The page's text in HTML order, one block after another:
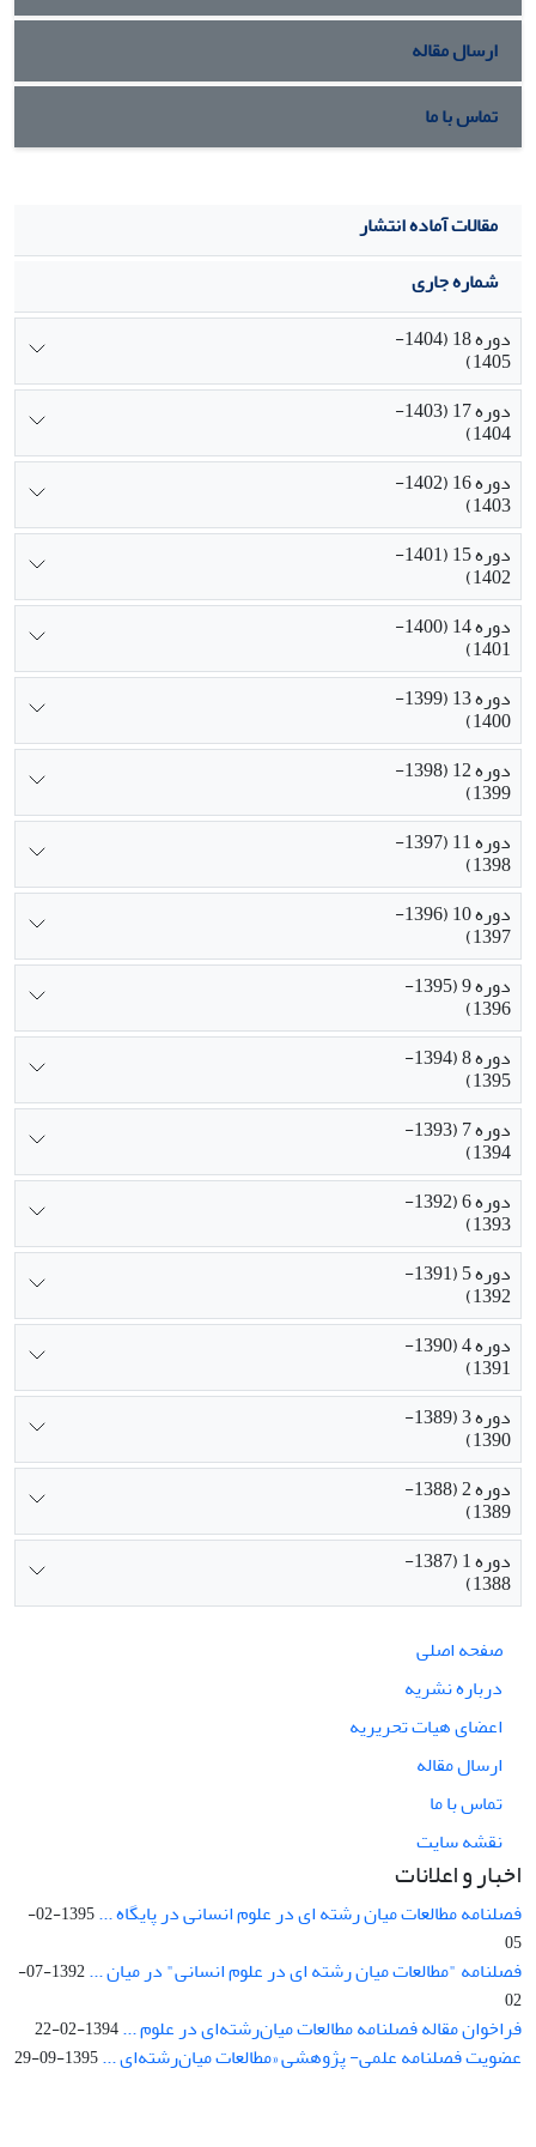
ارسال مقاله
تماس با ما
مقالات آماده انتشار
شماره جاری
دوره 18 (1404-
1405)
دوره 17 (1403-
1404)
دوره 16 (1402-
1403)
دوره 15 (1401-
1402)
دوره 14 (1400-
1401)
دوره 13 (1399-
1400)
دوره 12 (1398-
1399)
دوره 11 (1397-
1398)
دوره 10 (1396-
1397)
دوره 9 (1395-
1396)
دوره 8 (1394-
1395)
دوره 7 (1393-
1394)
دوره 6 (1392-
1393)
دوره 5 (1391-
1392)
دوره 4 (1390-
1391)
دوره 3 (1389-
1390)
دوره 2 (1388-
1389)
دوره 1 (1387-
1388)
صفحه اصلی
درباره نشریه
اعضای هیات تحریریه
ارسال مقاله
تماس با ما
نقشه سایت
اخبار و اعلانات
فصلنامه مطالعات میان رشته ای در علوم انسانی در پایگاه ...
1395-02-
05
فصلنامه "مطالعات میان رشته ای در علوم انسانی" در میان ...
1392-07-
02
فراخوان مقاله فصلنامه مطالعات میان‌رشته‌ای در علوم ...1394-02-22
عضویت فصلنامه علمی- پژوهشی «مطالعات میان‌رشته‌ای ...1395-09-29